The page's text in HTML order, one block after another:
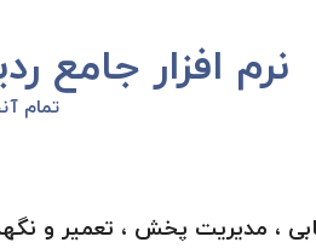
نرم افزار
تمام
، مدیریت پخش ، تعمیر و